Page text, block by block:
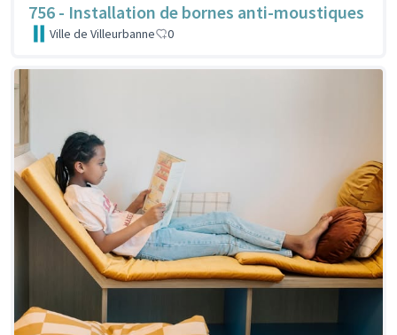
756 - Installation de bornes anti-moustiques
Ville de Villeurbanne 0